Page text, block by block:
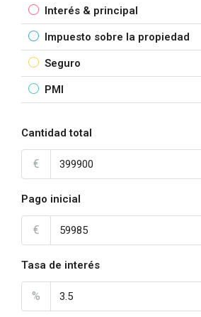
Interés & principal
Impuesto sobre la propiedad
Seguro
PMI
Cantidad total
€
Pago inicial
€
Tasa de interés
%